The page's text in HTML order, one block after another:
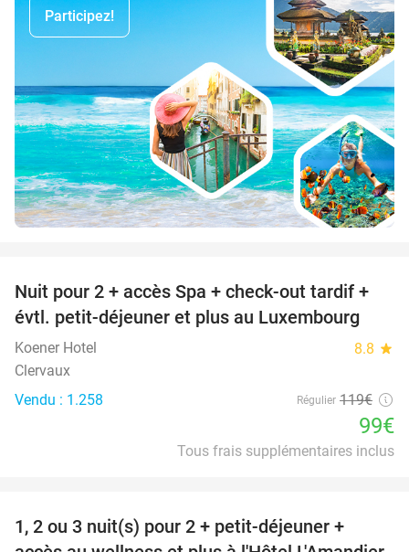
Participez!
17%
Nuit pour 2 + accès Spa + check-out tardif +
évtl. petit-déjeuner et plus au Luxembourg
Koener Hotel 8.8 star
Clervaux
Vendu : 1.258
Régulier 119€
99€
Tous frais supplémentaires inclus
1, 2 ou 3 nuit(s) pour 2 + petit-déjeuner +